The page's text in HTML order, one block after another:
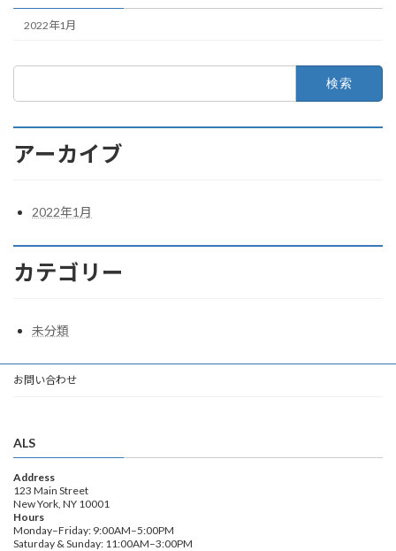
2022年1月
アーカイブ
2022年1月
カテゴリー
未分類
お問い合わせ
ALS
Address
123 Main Street
New York, NY 10001
Hours
Monday–Friday: 9:00AM–5:00PM
Saturday & Sunday: 11:00AM–3:00PM